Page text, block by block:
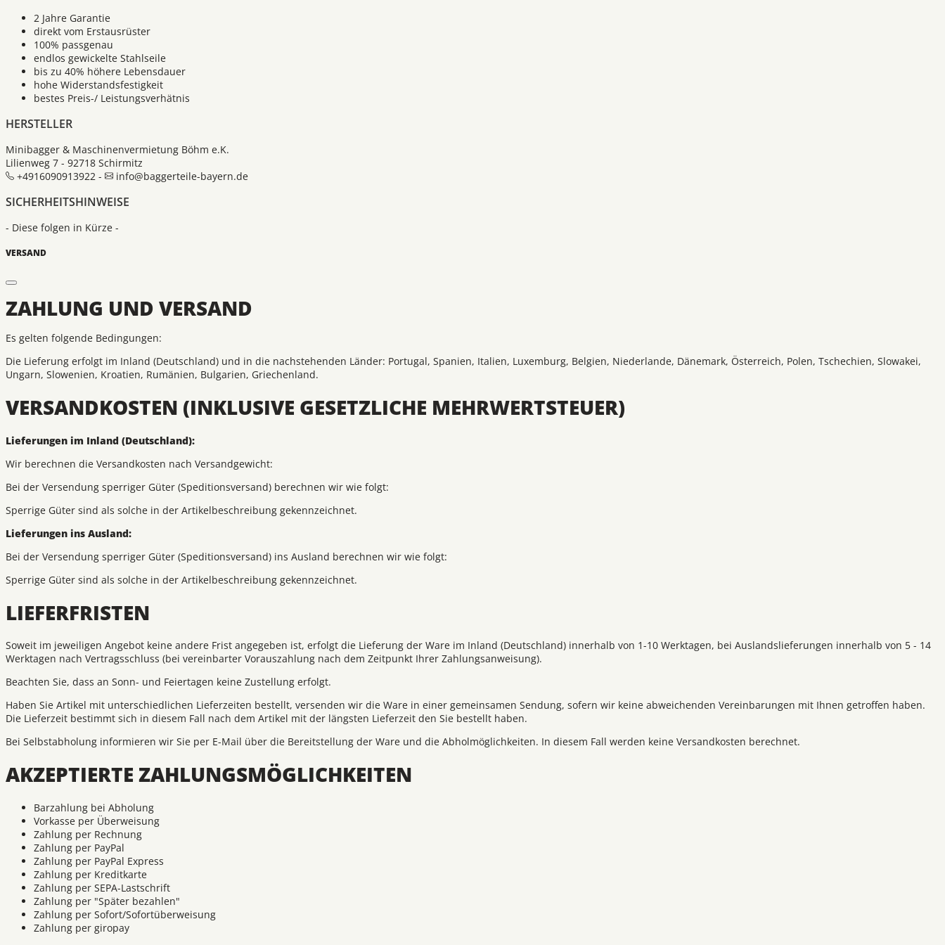
2 Jahre Garantie
direkt vom Erstausrüster
100% passgenau
endlos gewickelte Stahlseile
bis zu 40% höhere Lebensdauer
hohe Widerstandsfestigkeit
bestes Preis-/ Leistungsverhätnis
HERSTELLER
Minibagger & Maschinenvermietung Böhm e.K.
Lilienweg 7 - 92718 Schirmitz
+4916090913922 -
info@baggerteile-bayern.de
SICHERHEITSHINWEISE
- Diese folgen in Kürze -
VERSAND
ZAHLUNG UND VERSAND
Es gelten folgende Bedingungen:
Die Lieferung erfolgt im Inland (Deutschland) und in die nachstehenden Länder: Portugal, Spanien, Italien, Luxemburg, Belgien, Niederlande, Dänemark, Österreich, Polen, Tschechien, Slowakei,
Ungarn, Slowenien, Kroatien, Rumänien, Bulgarien, Griechenland.
VERSANDKOSTEN (INKLUSIVE GESETZLICHE MEHRWERTSTEUER)
Lieferungen im Inland (Deutschland):
Wir berechnen die Versandkosten nach Versandgewicht:
Bei der Versendung sperriger Güter (Speditionsversand) berechnen wir wie folgt:
Sperrige Güter sind als solche in der Artikelbeschreibung gekennzeichnet.
Lieferungen ins Ausland:
Bei der Versendung sperriger Güter (Speditionsversand) ins Ausland berechnen wir wie folgt:
Sperrige Güter sind als solche in der Artikelbeschreibung gekennzeichnet.
LIEFERFRISTEN
Soweit im jeweiligen Angebot keine andere Frist angegeben ist, erfolgt die Lieferung der Ware im Inland (Deutschland) innerhalb von 1-10 Werktagen, bei Auslandslieferungen innerhalb von 5 - 14
Werktagen nach Vertragsschluss (bei vereinbarter Vorauszahlung nach dem Zeitpunkt Ihrer Zahlungsanweisung).
Beachten Sie, dass an Sonn- und Feiertagen keine Zustellung erfolgt.
Haben Sie Artikel mit unterschiedlichen Lieferzeiten bestellt, versenden wir die Ware in einer gemeinsamen Sendung, sofern wir keine abweichenden Vereinbarungen mit Ihnen getroffen haben.
Die Lieferzeit bestimmt sich in diesem Fall nach dem Artikel mit der längsten Lieferzeit den Sie bestellt haben.
Bei Selbstabholung informieren wir Sie per E-Mail über die Bereitstellung der Ware und die Abholmöglichkeiten. In diesem Fall werden keine Versandkosten berechnet.
AKZEPTIERTE ZAHLUNGSMÖGLICHKEITEN
Barzahlung bei Abholung
Vorkasse per Überweisung
Zahlung per Rechnung
Zahlung per PayPal
Zahlung per PayPal Express
Zahlung per Kreditkarte
Zahlung per SEPA-Lastschrift
Zahlung per "Später bezahlen"
Zahlung per Sofort/Sofortüberweisung
Zahlung per giropay